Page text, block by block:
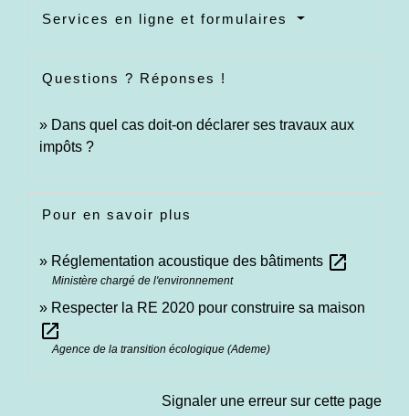
Services en ligne et formulaires
Questions ? Réponses !
Dans quel cas doit-on déclarer ses travaux aux
impôts ?
Pour en savoir plus
Réglementation acoustique des bâtiments open_in_new
Ministère chargé de l'environnement
Respecter la RE 2020 pour construire sa maison
open_in_new
Agence de la transition écologique (Ademe)
Signaler une erreur sur cette page